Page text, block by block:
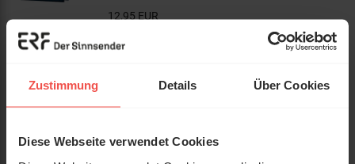
Zustimmung Details Über Cookies
Diese Webseite verwendet Cookies
12,95 EUR
NeÜ Bibel.heute - Verteilbibel